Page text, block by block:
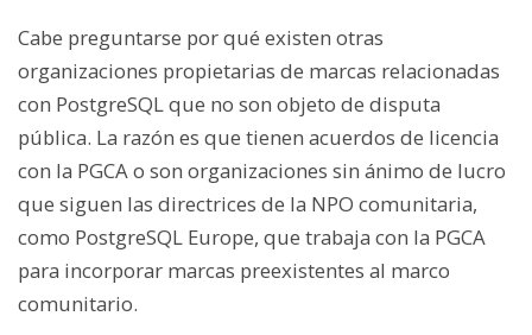
Cabe preguntarse por qué existen otras
organizaciones propietarias de marcas relacionadas
con PostgreSQL que no son objeto de disputa
pública. La razón es que tienen acuerdos de licencia
con la PGCA o son organizaciones sin ánimo de lucro
que siguen las directrices de la NPO comunitaria,
como PostgreSQL Europe, que trabaja con la PGCA
para incorporar marcas preexistentes al marco
comunitario.